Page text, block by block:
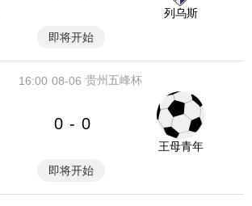
列乌斯
即将开始
08-06
16:00 贵州五峰杯
0 - 0
王母青年
即将开始